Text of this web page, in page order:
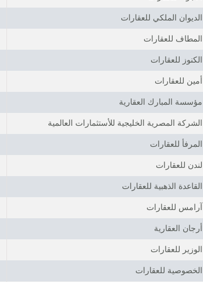
الديوان الملكي للعقارات
المطاف للعقارات
الكنوز للعقارات
أمين للعقارات
مؤسسة المبارك العقارية
الشركة المصرية الخليجية للأستثمارات العالمية
المرفأ للعقارات
لندن للعقارات
القاعدة الذهبية للعقارات
آرامس للعقارات
أرجان العقارية
الوزير للعقارات
الخصوصية للعقارات